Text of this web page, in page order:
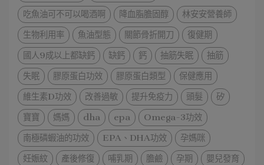
吃魚油可不可以喝酒啊
降血脂膽固醇
林安安營養師
生物利用率
魚油型態 關節骨折開刀
復健期
國人9成以上都缺鈣
缺鈣 鈣 抽筋失眠
抽筋
失眠
膠原蛋白功效 膠原蛋白類型
保健應用
維生素D功效
改善過敏 提升免疫力 頭髮
矽
寶寶
媽媽 dha epa
Omega-3功效
南極磷蝦油的功效
EPA、DHA功效
孕媽咪
妊娠紋
產後修復 哺乳期 膽鹼 孕期
嬰兒發育